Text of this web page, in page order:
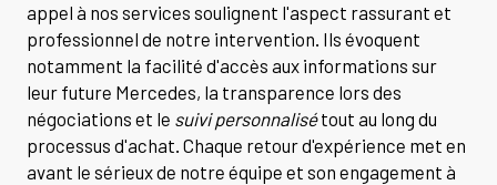
appel à nos services soulignent l'aspect rassurant et
professionnel de notre intervention. Ils évoquent
notamment la facilité d'accès aux informations sur
leur future Mercedes, la transparence lors des
négociations et le suivi personnalisétout au long du
processus d'achat. Chaque retour d'expérience met en
avant le sérieux de notre équipe et son engagement à